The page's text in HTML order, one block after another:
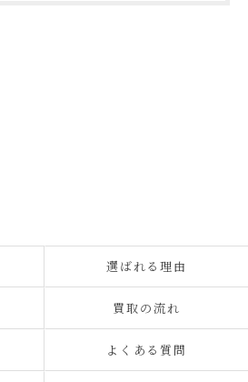
選ばれる理由
買取の流れ
よくある質問